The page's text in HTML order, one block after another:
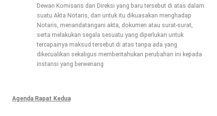
Dewan Komisaris dan Direksi yang baru tersebut di atas dalam
suatu Akta Notaris, dan untuk itu dikuasakan menghadap
Notaris, menandatangani akta, dokumen atau surat-surat,
serta melakukan segala sesuatu yang diperlukan untuk
tercapainya maksud tersebut di atas tanpa ada yang
dikecualikan sekaligus memberitahukan perubahan ini kepada
instansi yang berwenang
Agenda Rapat Kedua